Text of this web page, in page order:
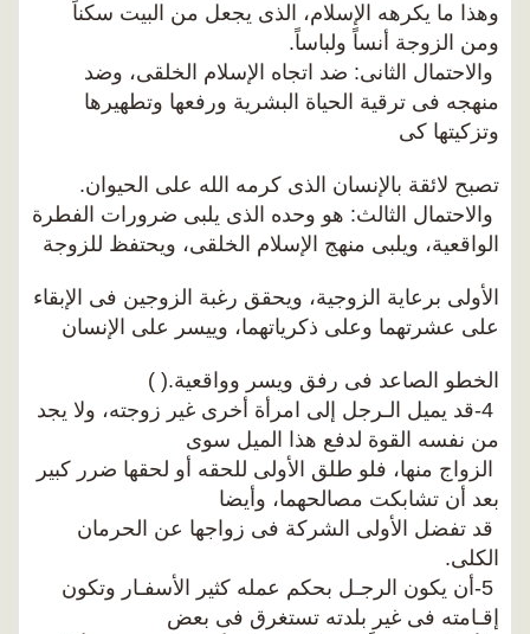
وهذا ما يكرهه الإسلام، الذى يجعل من البيت سكناً
ومن الزوجة أنساً ولباساً.
والاحتمال الثانى: ضد اتجاه الإسلام الخلقى، وضد
منهجه فى ترقية الحياة البشرية ورفعها وتطهيرها
وتزكيتها كى
تصبح لائقة بالإنسان الذى كرمه الله على الحيوان.
والاحتمال الثالث: هو وحده الذى يلبى ضرورات الفطرة
الواقعية، ويلبى منهج الإسلام الخلقى، ويحتفظ للزوجة
الأولى برعاية الزوجية، ويحقق رغبة الزوجين فى الإبقاء
على عشرتهما وعلى ذكرياتهما، وييسر على الإنسان
الخطو الصاعد فى رفق ويسر وواقعية.( )
4-قد يميل الـرجل إلى امرأة أخرى غير زوجته، ولا يجد
من نفسه القوة لدفع هذا الميل سوى
الزواج منها، فلو طلق الأولى للحقه أو لحقها ضرر كبير
بعد أن تشابكت مصالحهما، وأيضا
قد تفضل الأولى الشركة فى زواجها عن الحرمان
الكلى.
5-أن يكون الرجـل بحكم عمله كثير الأسفـار وتكون
إقـامته فى غير بلدته تستغرق فى بعض